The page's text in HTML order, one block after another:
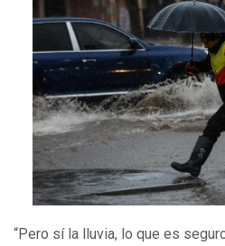
“Pero sí la lluvia, lo que es